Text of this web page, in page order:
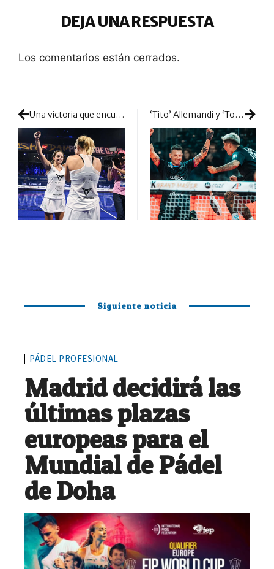
DEJA UNA RESPUESTA
Los comentarios están cerrados.
Una victoria que encumbra a Ari Sánchez y Paula Josemaría como la mejor pareja del 2023 ‘Tito’ Allemandi y ‘Tolito’ Aguirre, victoria de rock&roll en la Gran Manzana
Siguiente noticia
PÁDEL PROFESIONAL
Madrid decidirá las
últimas plazas
europeas para el
Mundial de Pádel
de Doha